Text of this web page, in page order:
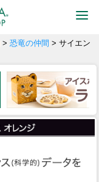
> 恐竜の仲間 > サイエン